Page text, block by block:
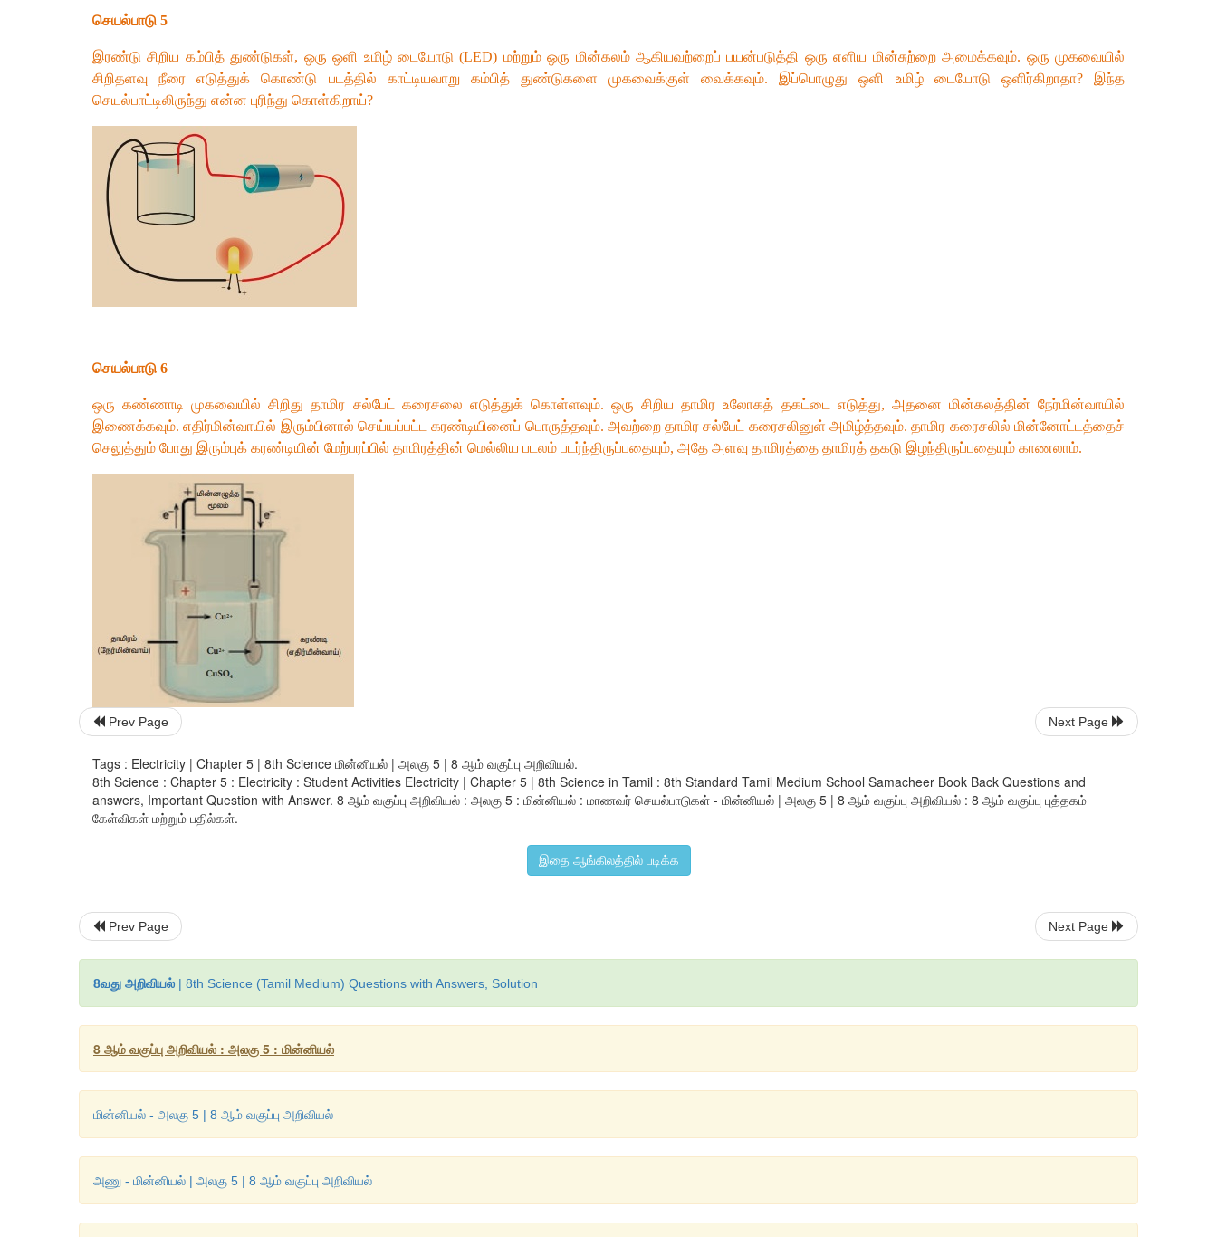
செயல்பாடு 5
இரண்டு சிறிய கம்பித் துண்டுகள், ஒரு ஒளி உமிழ் டையோடு (LED) மற்றும் ஒரு மின்கலம் ஆகியவற்றைப் பயன்படுத்தி ஒரு எளிய மின்சுற்றை அமைக்கவும். ஒரு முகவையில்
சிறிதளவு நீரை எடுத்துக் கொண்டு படத்தில் காட்டியவாறு கம்பித் துண்டுகளை முகவைக்குள் வைக்கவும். இப்பொழுது ஒளி உமிழ் டையோடு ஒளிர்கிறாதா? இந்த
செயல்பாட்டிலிருந்து என்ன புரிந்து கொள்கிறாய்?
செயல்பாடு 6
ஒரு கண்ணாடி முகவையில் சிறிது தாமிர சல்பேட் கரைசலை எடுத்துக் கொள்ளவும். ஒரு சிறிய தாமிர உலோகத் தகட்டை எடுத்து, அதனை மின்கலத்தின் நேர்மின்வாயில்
இணைக்கவும். எதிர்மின்வாயில் இரும்பினால் செய்யப்பட்ட கரண்டியினைப் பொருத்தவும். அவற்றை தாமிர சல்பேட் கரைசலினுள் அமிழ்த்தவும். தாமிர கரைசலில் மின்னோட்டத்தைச்
செலுத்தும் போது இரும்புக் கரண்டியின் மேற்பரப்பில் தாமிரத்தின் மெல்லிய படலம் படர்ந்திருப்பதையும், அதே அளவு தாமிரத்தை தாமிரத் தகடு இழந்திருப்பதையும் காணலாம்.
Prev Page Next Page
Tags : Electricity | Chapter 5 | 8th Science மின்னியல் | அலகு 5 | 8 ஆம் வகுப்பு அறிவியல்.
8th Science : Chapter 5 : Electricity : Student Activities Electricity | Chapter 5 | 8th Science in Tamil : 8th Standard Tamil Medium School Samacheer Book Back Questions and
answers, Important Question with Answer. 8 ஆம் வகுப்பு அறிவியல் : அலகு 5 : மின்னியல் : மாணவர் செயல்பாடுகள் - மின்னியல் | அலகு 5 | 8 ஆம் வகுப்பு அறிவியல் : 8 ஆம் வகுப்பு புத்தகம்
கேள்விகள் மற்றும் பதில்கள்.
இதை ஆங்கிலத்தில் படிக்க
Prev Page Next Page
8வது அறிவியல் | 8th Science (Tamil Medium) Questions with Answers, Solution
8 ஆம் வகுப்பு அறிவியல் : அலகு 5 : மின்னியல்
மின்னியல் - அலகு 5 | 8 ஆம் வகுப்பு அறிவியல்
அணு - மின்னியல் | அலகு 5 | 8 ஆம் வகுப்பு அறிவியல்